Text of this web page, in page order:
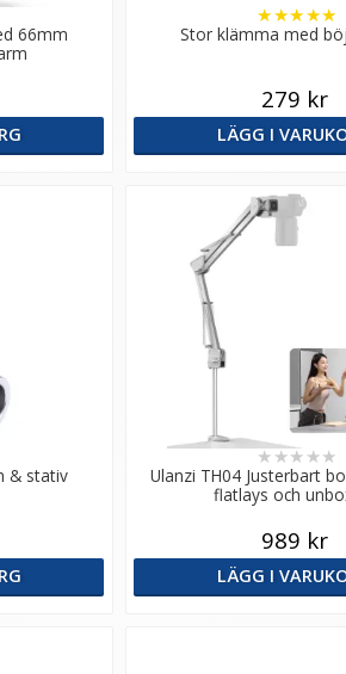
66mm
Stor klämma med
★★★★★
279 kr
LÄGG I
& stativ
Ulanzi TH04 Justerbart
flatlays och
★★★ ★★
989 kr
LÄGG I